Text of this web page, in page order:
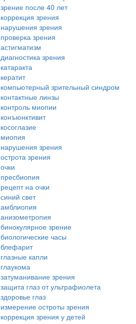
зрение после 40 лет
коррекция зрения
нарушения зрения
проверка зрения
астигматизм
диагностика зрения
катаракта
кератит
компьютерный зрительный синдром
контактные линзы
контроль миопии
конъюнктивит
косоглазие
миопия
нарушения зрения
острота зрения
очки
пресбиопия
рецепт на очки
синий свет
амблиопия
анизометропия
бинокулярное зрение
биологические часы
блефарит
глазные капли
глаукома
затуманивание зрения
защита глаз от ультрафиолета
здоровье глаз
измерение остроты зрения
коррекция зрения у детей